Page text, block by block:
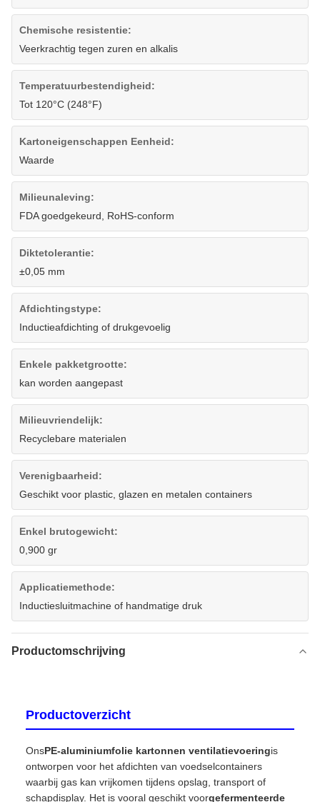
Chemische resistentie:
Veerkrachtig tegen zuren en alkalis
Temperatuurbestendigheid:
Tot 120°C (248°F)
Kartoneigenschappen Eenheid:
Waarde
Milieunaleving:
FDA goedgekeurd, RoHS-conform
Diktetolerantie:
±0,05 mm
Afdichtingstype:
Inductieafdichting of drukgevoelig
Enkele pakketgrootte:
kan worden aangepast
Milieuvriendelijk:
Recyclebare materialen
Verenigbaarheid:
Geschikt voor plastic, glazen en metalen containers
Enkel brutogewicht:
0,900 gr
Applicatiemethode:
Inductiesluitmachine of handmatige druk
Productomschrijving
Productoverzicht
OnsPE-aluminiumfolie kartonnen ventilatievoeringis
ontworpen voor het afdichten van voedselcontainers
waarbij gas kan vrijkomen tijdens opslag, transport of
schapdisplay. Het is vooral geschikt voorgefermenteerde